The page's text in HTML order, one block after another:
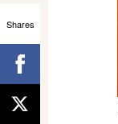
Shares